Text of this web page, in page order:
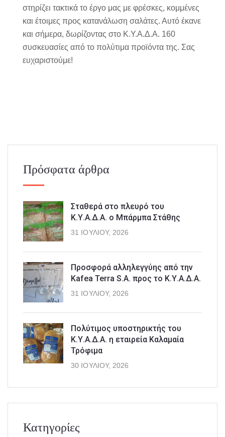
στηρίζει τακτικά το έργο μας με φρέσκες, κομμένες
και έτοιμες προς κατανάλωση σαλάτες. Αυτό έκανε
και σήμερα, δωρίζοντας στο Κ.Υ.Α.Δ.Α. 160
συσκευασίες από το πολύτιμα προϊόντα της. Σας
ευχαριστούμε!
Πρόσφατα άρθρα
Σταθερά στο πλευρό του
Κ.Υ.Α.Δ.Α. ο Μπάρμπα Στάθης
31 ΙΟΥΛΊΟΥ, 2026
Προσφορά αλληλεγγύης από την
Kafea Terra S.A. προς το Κ.Υ.Α.Δ.Α.
31 ΙΟΥΛΊΟΥ, 2026
Πολύτιμος υποστηρικτής του
Κ.Υ.Α.Δ.Α. η εταιρεία Καλαμαία
Τρόφιμα
30 ΙΟΥΛΊΟΥ, 2026
Κατηγορίες